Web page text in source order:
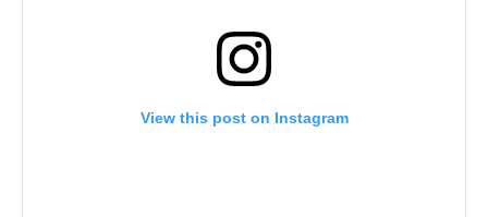
View this post on Instagram